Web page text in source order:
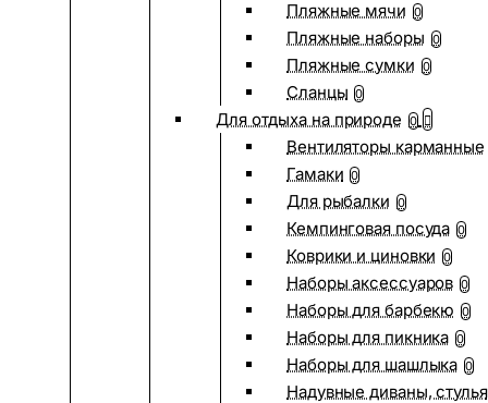
Пляжные мячи 0
Пляжные наборы 0
Пляжные сумки 0
Сланцы 0
Для отдыха на природе 0
Вентиляторы карманные
Гамаки 0
Для рыбалки 0
Кемпинговая посуда 0
Коврики и циновки 0
Наборы аксессуаров 0
Наборы для барбекю 0
Наборы для пикника 0
Наборы для шашлыка 0
Надувные диваны, стулья